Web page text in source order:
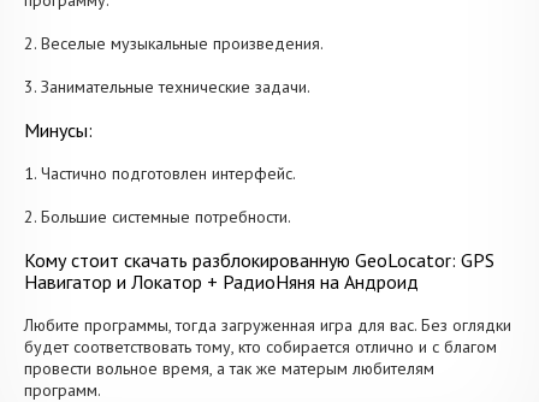
2. Веселые музыкальные произведения.
3. Занимательные технические задачи.
Минусы:
1. Частично подготовлен интерфейс.
2. Большие системные потребности.
Кому стоит скачать разблокированную GeoLocator: GPS
Навигатор и Локатор + РадиоНяня на Андроид
Любите программы, тогда загруженная игра для вас. Без оглядки
будет соответствовать тому, кто собирается отлично и с благом
провести вольное время, а так же матерым любителям
программ.